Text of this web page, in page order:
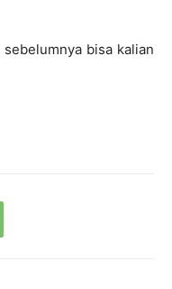
sebelumnya bisa kalian